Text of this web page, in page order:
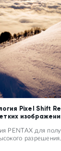
Pixel Shift
PENTAX для
разрешения.